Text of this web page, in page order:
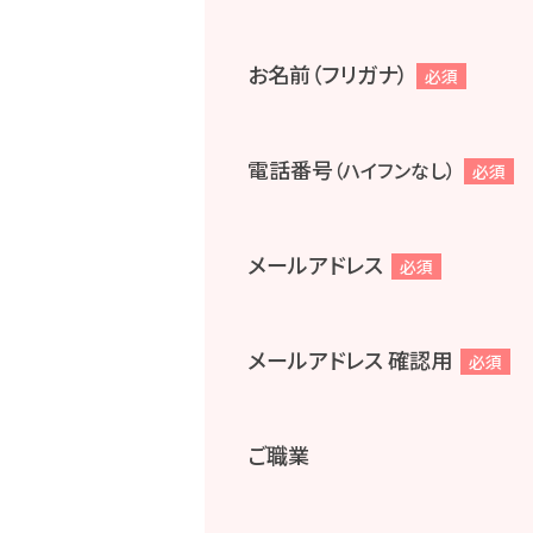
お名前（フリガナ） 必須
電話番号 （ハイフンなし） 必須
メールアドレス 必須
メールアドレス 確認用 必須
ご職業